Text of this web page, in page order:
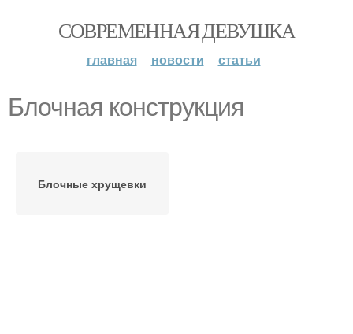
СОВРЕМЕННАЯ ДЕВУШКА
главная новости статьи
Блочная конструкция
Блочные хрущевки